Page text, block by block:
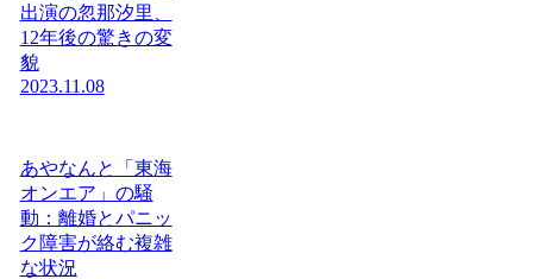
出演の忽那汐里、
12年後の驚きの変
貌
2023.11.08
あやなんと「東海
オンエア」の騒
動：離婚とパニッ
ク障害が絡む複雑
な状況